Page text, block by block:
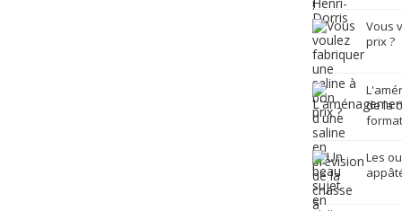
Vous
prix ?
de la
Les